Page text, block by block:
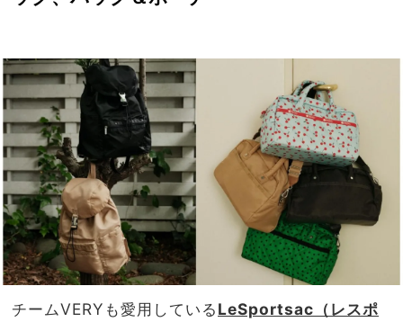
【極
旅】
を
コー
チームVERYも愛用しているLeSportsac（レスポ